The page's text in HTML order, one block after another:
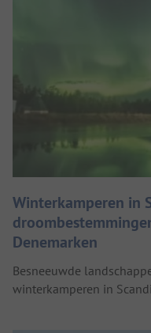
Winterkamperen in
Denemarken
Besneeuwde
winterkamperen in